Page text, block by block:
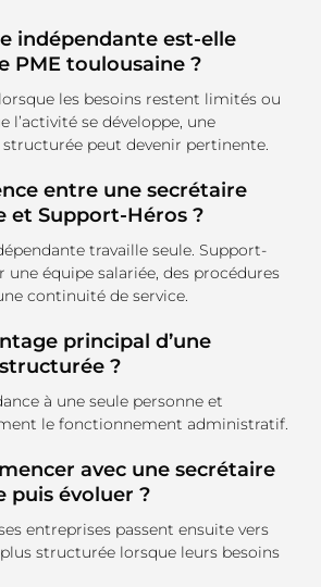
indépendante est-elle
PME toulousaine ?
les besoins restent limités ou
l’activité se développe, une
peut devenir pertinente.
entre une secrétaire
et Support-Héros ?
travaille seule. Support-
une équipe salariée, des procédures
continuité de service.
principal d’une
?
à une seule personne et
le fonctionnement administratif.
avec une secrétaire
puis évoluer ?
entreprises passent ensuite vers
structurée lorsque leurs besoins